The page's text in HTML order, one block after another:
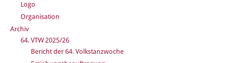
Logo
Organisation
Archiv
64. VTW 2025/26
Bericht der 64. Volkstanzwoche